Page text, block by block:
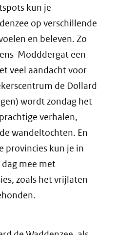
kun je
op verschillende
en beleven. Zo
Modddergat een
veel aandacht voor
de Dollard
wordt zondag het
verhalen,
wandeltochten. En
provincies kun je in
dag mee met
zoals het vrijlaten